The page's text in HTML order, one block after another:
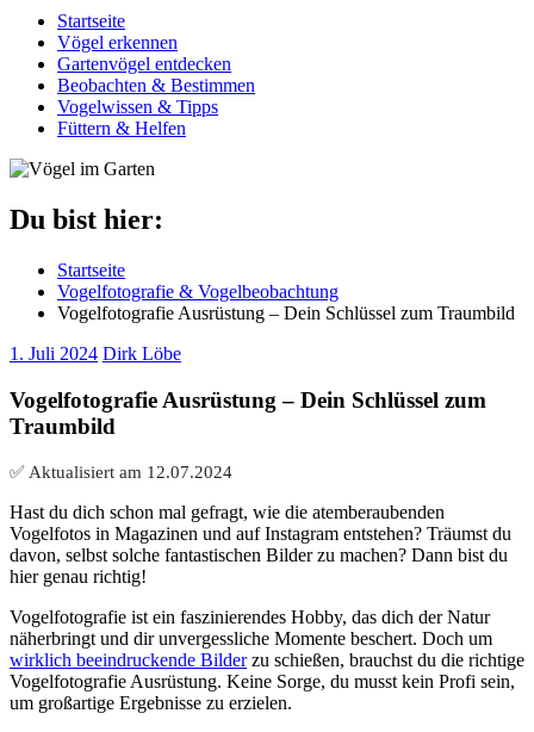
Startseite
Vögel erkennen
Gartenvögel entdecken
Beobachten & Bestimmen
Vogelwissen & Tipps
Füttern & Helfen
Du bist hier:
Startseite
Vogelfotografie & Vogelbeobachtung
Vogelfotografie Ausrüstung – Dein Schlüssel zum Traumbild
1. Juli 2024 Dirk Löbe
Vogelfotografie Ausrüstung – Dein Schlüssel zum
Traumbild
✅ Aktualisiert am 12.07.2024
Hast du dich schon mal gefragt, wie die atemberaubenden
Vogelfotos in Magazinen und auf Instagram entstehen? Träumst du
davon, selbst solche fantastischen Bilder zu machen? Dann bist du
hier genau richtig!
Vogelfotografie ist ein faszinierendes Hobby, das dich der Natur
näherbringt und dir unvergessliche Momente beschert. Doch um
wirklich beeindruckende Bilderzu schießen, brauchst du die richtige
Vogelfotografie Ausrüstung. Keine Sorge, du musst kein Profi sein,
um großartige Ergebnisse zu erzielen.